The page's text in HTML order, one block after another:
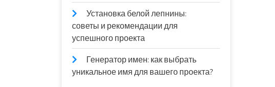
Установка белой лепнины:
советы и рекомендации для
успешного проекта
Генератор имен: как выбрать
уникальное имя для вашего проекта?